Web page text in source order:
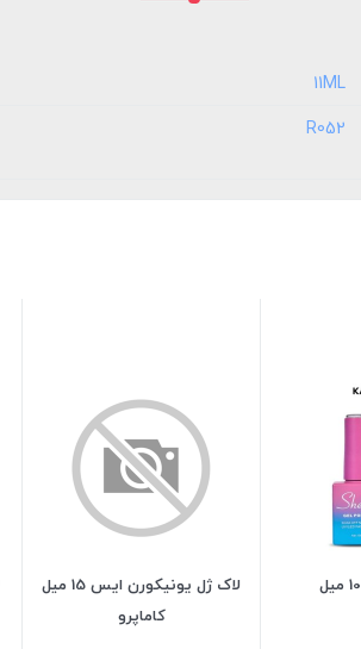
‎11ML
‎R052
لاک ژل یونیکورن ایس 15 میل
کاماپرو